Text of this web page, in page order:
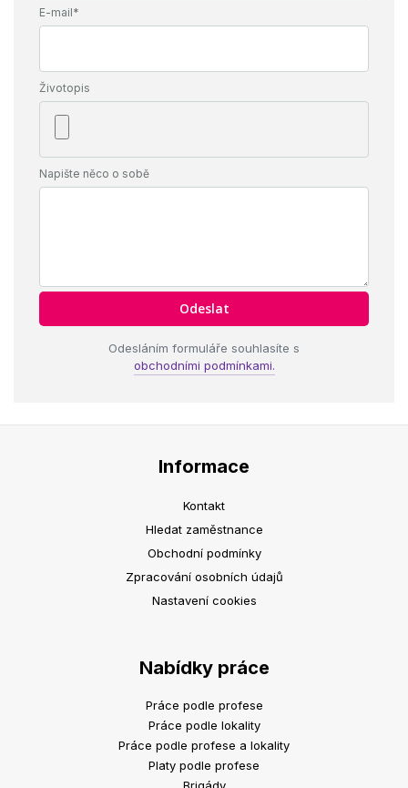
E-mail*
Životopis
Napište něco o sobě
Odesláním formuláře souhlasíte s
obchodními podmínkami.
Informace
Kontakt
Hledat zaměstnance
Obchodní podmínky
Zpracování osobních údajů
Nastavení cookies
Nabídky práce
Práce podle profese
Práce podle lokality
Práce podle profese a lokality
Platy podle profese